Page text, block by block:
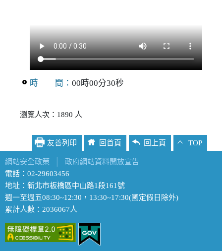
時 間： 00時00分30秒
瀏覽人次：1890 人
友善列印 回首頁 回上頁 TOP
網站安全政策
政府網站資料開放宣告
電話：02-29603456
地址：新北市板橋區中山路1段161號
週一至週五08:30~12:30，13:30~17:30(國定假日除外)
累計人數：2036067人